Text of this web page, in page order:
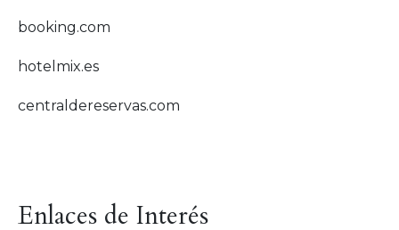
booking.com
hotelmix.es
centraldereservas.com
Enlaces de Interés